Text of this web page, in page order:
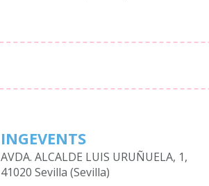
INGEVENTS
AVDA. ALCALDE LUIS URUÑUELA, 1,
41020 Sevilla (Sevilla)